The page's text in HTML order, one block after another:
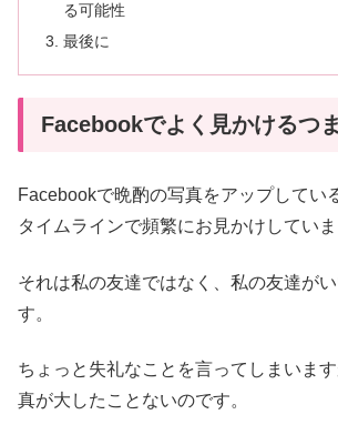
る可能性
最後に
Facebookでよく見かけるつ
Facebookで晩酌の写真をアップしてい
タイムラインで頻繁にお見かけしていま
それは私の友達ではなく、私の友達が
す。
ちょっと失礼なことを言ってしまいま
真が大したことないのです。